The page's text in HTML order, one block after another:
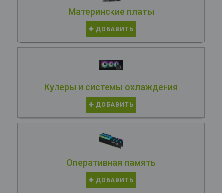
Материнские платы
ДОБАВИТЬ
Кулеры и системы охлаждения
ДОБАВИТЬ
Оперативная память
ДОБАВИТЬ